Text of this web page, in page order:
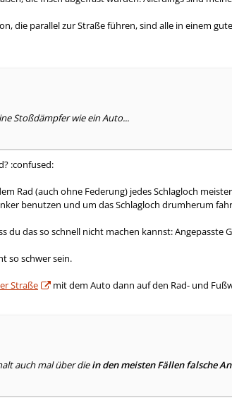
die parallel zur Straße führen, sind alle in einem
Stoßdämpfer wie ein Auto...
:confused:
Rad (auch ohne Federung) jedes Schlagloch
benutzen und um das Schlagloch drumherum
du das so schnell nicht machen kannst: Angepasste
so schwer sein.
Straße mit dem Auto dann auf den Rad- und
auch mal über diein den meisten Fällen falsche